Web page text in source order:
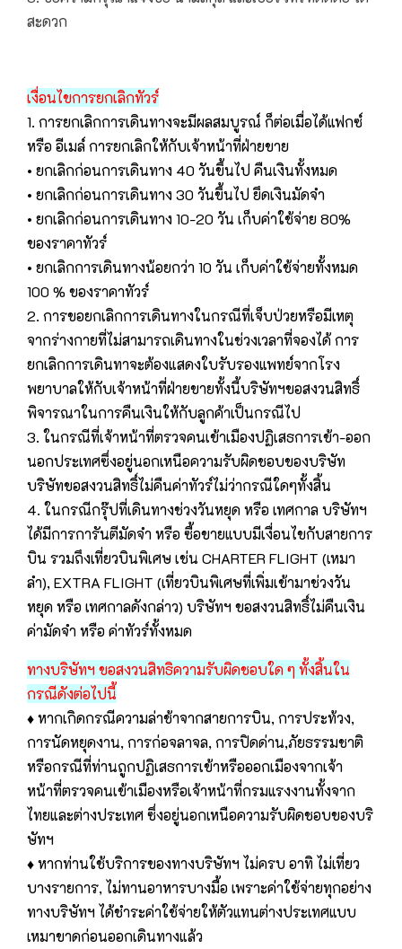
สะดวก
เงื่อนไขการยกเลิกทัวร์
1. การยกเลิกการเดินทางจะมีผลสมบูรณ์ ก็ต่อเมื่อได้แฟกซ์
หรือ อีเมล์ การยกเลิกให้กับเจ้าหน้าที่ฝ่ายขาย
• ยกเลิกก่อนการเดินทาง 40 วันขึ้นไป คืนเงินทั้งหมด
• ยกเลิกก่อนการเดินทาง 30 วันขึ้นไป ยึดเงินมัดจำ
• ยกเลิกก่อนการเดินทาง 10-20 วัน เก็บค่าใช้จ่าย 80%
ของราคาทัวร์
• ยกเลิกการเดินทางน้อยกว่า 10 วัน เก็บค่าใช้จ่ายทั้งหมด
100 % ของราคาทัวร์
2. การขอยกเลิกการเดินทางในกรณีที่เจ็บป่วยหรือมีเหตุ
จากร่างกายที่ไม่สามารถเดินทางในช่วงเวลาที่จองได้ การ
ยกเลิกการเดินทาจะต้องแสดงใบรับรองแพทย์จากโรง
พยาบาลให้กับเจ้าหน้าที่ฝ่ายขายทั้งนี้บริษัทฯขอสงวนสิทธิ์
พิจารณาในการคืนเงินให้กับลูกค้าเป็นกรณีไป
3. ในกรณีที่เจ้าหน้าที่ตรวจคนเข้าเมืองปฏิเสธการเข้า-ออก
นอกประเทศซึ่งอยู่นอกเหนือความรับผิดชอบของบริษัท
บริษัทขอสงวนสิทธิ์ไม่คืนค่าทัวร์ไม่ว่ากรณีใดๆทั้งสิ้น
4. ในกรณีกรุ๊ปที่เดินทางช่วงวันหยุด หรือ เทศกาล บริษัทฯ
ได้มีการการันตีมัดจำ หรือ ซื้อขายแบบมีเงื่อนไขกับสายการ
บิน รวมถึงเที่ยวบินพิเศษ เช่น CHARTER FLIGHT (เหมา
ลำ), EXTRA FLIGHT (เที่ยวบินพิเศษที่เพิ่มเข้ามาช่วงวัน
หยุด หรือ เทศกาลดังกล่าว) บริษัทฯ ขอสงวนสิทธิ์ไม่คืนเงิน
ค่ามัดจำ หรือ ค่าทัวร์ทั้งหมด
ทางบริษัทฯ ขอสงวนสิทธิความรับผิดชอบใด ๆ ทั้งสิ้นใน
กรณีดังต่อไปนี้
♦ หากเกิดกรณีความล่าช้าจากสายการบิน, การประท้วง,
การนัดหยุดงาน, การก่อจลาจล, การปิดด่าน,ภัยธรรมชาติ
หรือกรณีที่ท่านถูกปฏิเสธการเข้าหรือออกเมืองจากเจ้า
หน้าที่ตรวจคนเข้าเมืองหรือเจ้าหน้าที่กรมแรงงานทั้งจาก
ไทยและต่างประเทศ ซึ่งอยู่นอกเหนือความรับผิดชอบของบริ
ษัทฯ
♦ หากท่านใช้บริการของทางบริษัทฯ ไม่ครบ อาทิ ไม่เที่ยว
บางรายการ, ไม่ทานอาหารบางมื้อ เพราะค่าใช้จ่ายทุกอย่าง
ทางบริษัทฯ ได้ชำระค่าใช้จ่ายให้ตัวแทนต่างประเทศแบบ
เหมาขาดก่อนออกเดินทางแล้ว